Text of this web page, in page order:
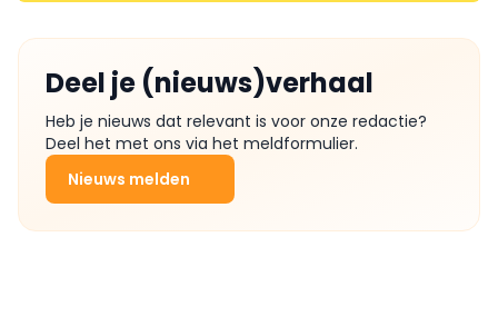
Deel je (nieuws)verhaal
Heb je nieuws dat relevant is voor onze redactie?
Deel het met ons via het meldformulier.
Nieuws melden